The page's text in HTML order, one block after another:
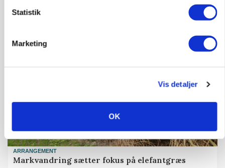
Statistik
Marketing
Vis detaljer
OK
Forserie til selvkørende skårlægger afprøves i år
ARRANGEMENT
Markvandring sætter fokus på elefantgræs